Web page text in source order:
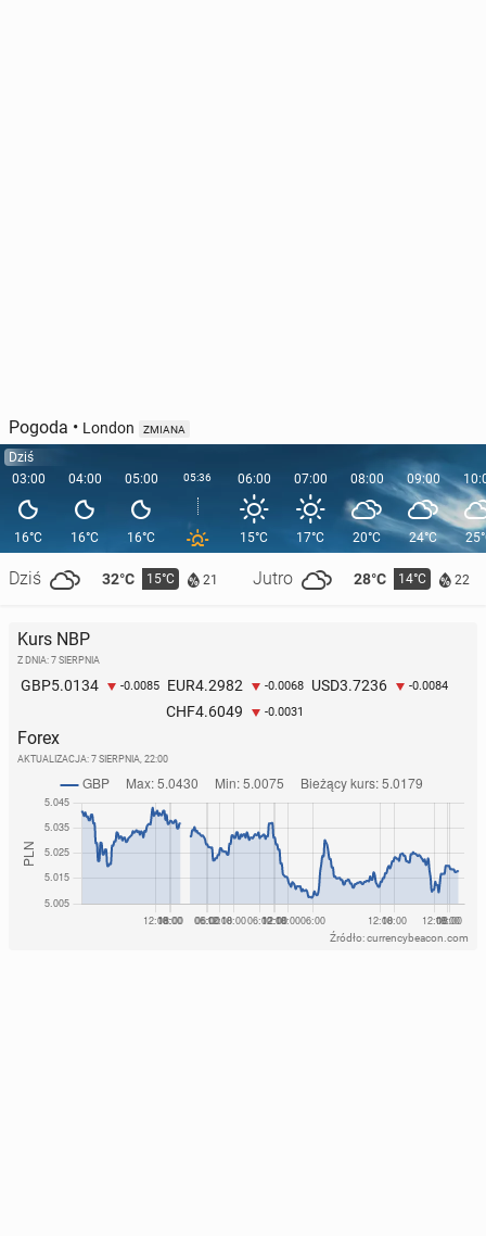
Pogoda • London ZMIANA
Dziś
03:00
16°C
Dziś 32°C 15°C 21 Jutro 28°C 14°C 22
04:00
16°C
05:00
16°C
05:36 06:00
15°C
07:00
17°C
08:00
20°C
09:00
24°C
Kurs NBP
Z DNIA: 7 SIERPNIA
GBP5.0134 -0.0085 EUR4.2982 -0.0068 USD3.7236 -0.0084
CHF4.6049 -0.0031
Forex
AKTUALIZACJA: 7 SIERPNIA, 22:00
Źródło: currencybeacon.com